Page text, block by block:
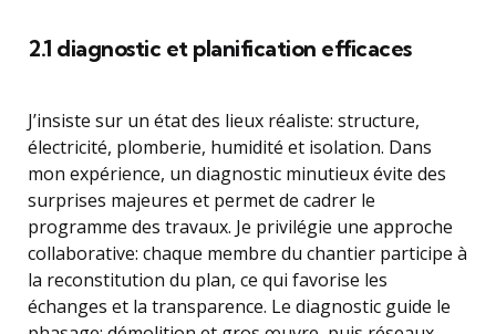
2.1 diagnostic et planification efficaces
J’insiste sur un état des lieux réaliste: structure,
électricité, plomberie, humidité et isolation. Dans
mon expérience, un diagnostic minutieux évite des
surprises majeures et permet de cadrer le
programme des travaux. Je privilégie une approche
collaborative: chaque membre du chantier participe à
la reconstitution du plan, ce qui favorise les
échanges et la transparence. Le diagnostic guide le